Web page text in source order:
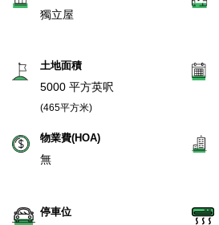
獨立屋
土地面積
5000 平方英呎
(465平方米)
物業費(HOA)
無
停車位